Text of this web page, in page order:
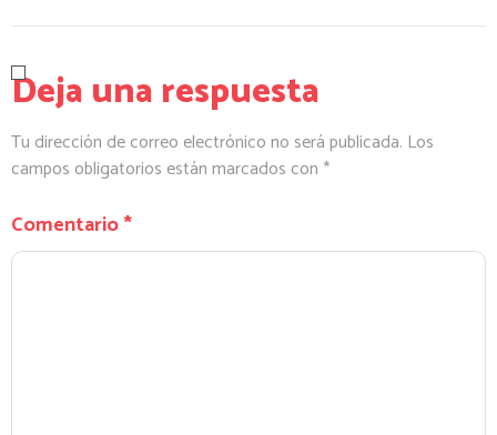
Deja una respuesta
Tu dirección de correo electrónico no será publicada. Los
campos obligatorios están marcados con *
Comentario*